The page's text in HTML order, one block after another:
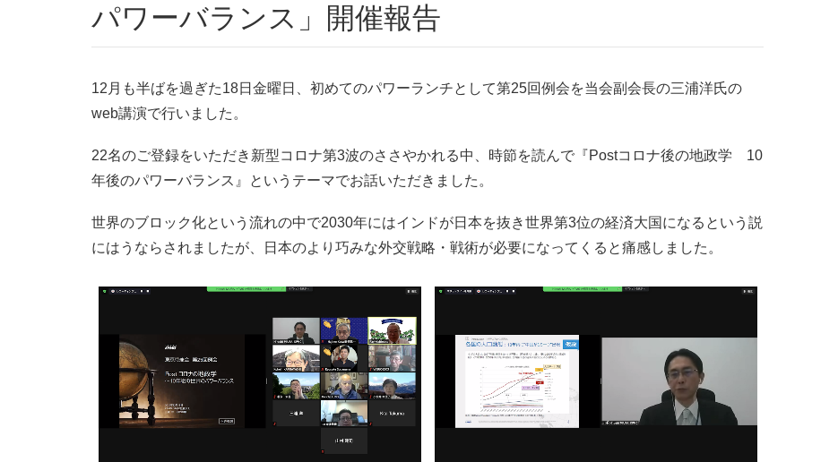
パワーバランス」開催報告
12月も半ばを過ぎた18日金曜日、初めてのパワーランチとして第25回例会を当会副会長の三浦洋氏の
web講演で行いました。
22名のご登録をいただき新型コロナ第3波のささやかれる中、時節を読んで『Postコロナ後の地政学 10
年後のパワーバランス』というテーマでお話いただきました。
世界のブロック化という流れの中で2030年にはインドが日本を抜き世界第3位の経済大国になるという説
にはうならされましたが、日本のより巧みな外交戦略・戦術が必要になってくると痛感しました。